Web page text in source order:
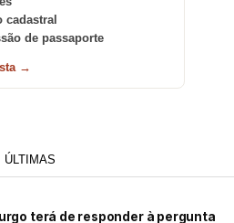
cadastral
de passaporte
→
ÚLTIMAS
terá de responder à pergunta